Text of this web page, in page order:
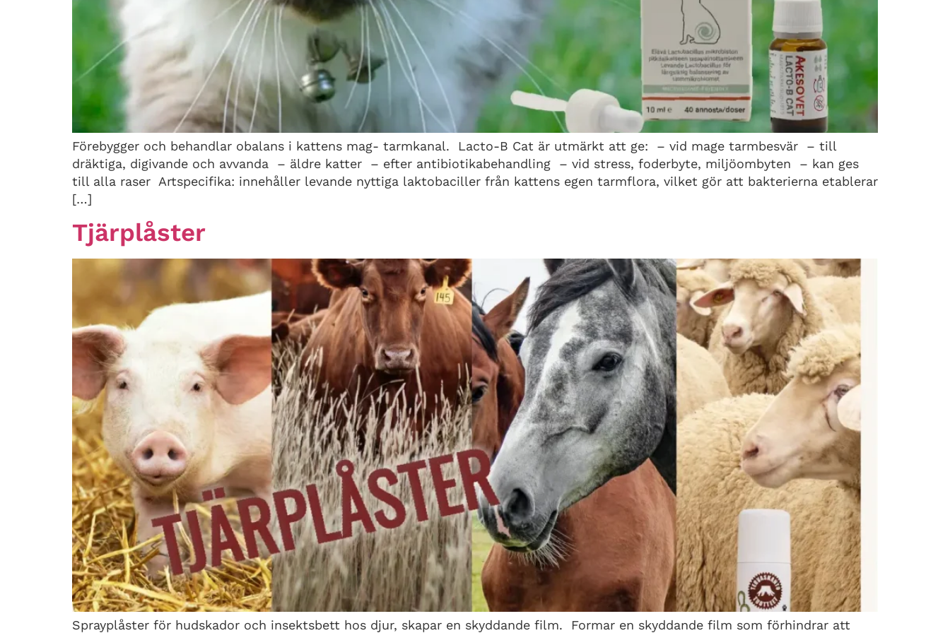
Förebygger och behandlar obalans i kattens mag- tarmkanal. Lacto-B Cat är utmärkt att ge: – vid mage tarmbesvär – till
dräktiga, digivande och avvanda – äldre katter – efter antibiotikabehandling – vid stress, foderbyte, miljöombyten – kan ges
till alla raser Artspecifika: innehåller levande nyttiga laktobaciller från kattens egen tarmflora, vilket gör att bakterierna etablerar
[…]
Tjärplåster
Sprayplåster för hudskador och insektsbett hos djur, skapar en skyddande film. Formar en skyddande film som förhindrar att